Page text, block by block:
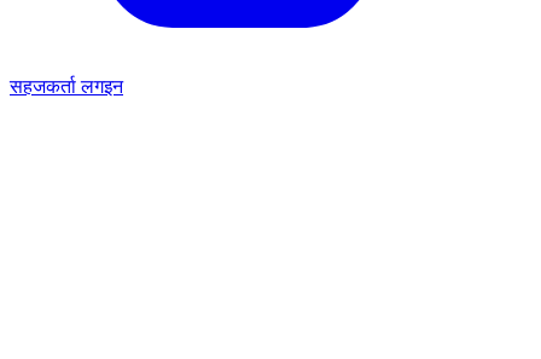
सहजकर्ता लगइन